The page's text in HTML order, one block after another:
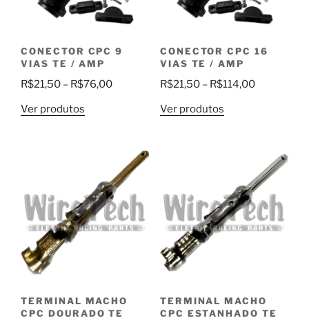
CONECTOR CPC 9
VIAS TE / AMP
R$21,50 – R$76,00Faixa
através
R$76,00
Ver produtos
CONECTOR CPC 16
VIAS TE / AMP
R$21,50 – R$114,00Faixa
R$114,00
Ver produtos
TERMINAL MACHO
CPC DOURADO TE
TERMINAL MACHO
CPC ESTANHADO TE